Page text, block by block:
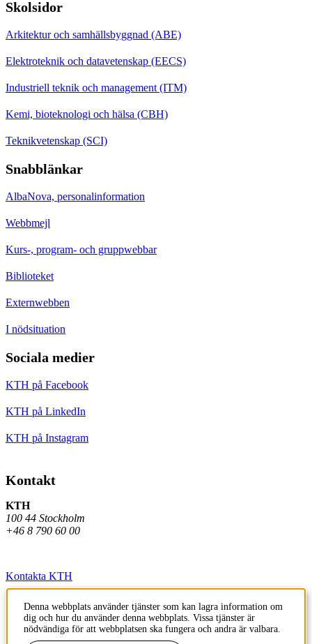
Skolsidor
Arkitektur och samhällsbyggnad (ABE)
Elektroteknik och datavetenskap (EECS)
Industriell teknik och management (ITM)
Kemi, bioteknologi och hälsa (CBH)
Teknikvetenskap (SCI)
Snabblänkar
AlbaNova, personalinformation
Webbmejl
Kurs-, program- och gruppwebbar
Biblioteket
Externwebben
I nödsituation
Sociala medier
KTH på Facebook
KTH på LinkedIn
KTH på Instagram
Kontakt
KTH
100 44 Stockholm
+46 8 790 60 00
Kontakta KTH
Jobba på KTH
Press och media
Denna webbplats använder tjänster som kan lagra information om
dig och hur du använder denna webbplats. Vissa tjänster är
nödvändiga för att webbplatsen ska fungera och andra är valbara.